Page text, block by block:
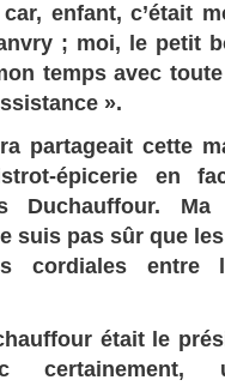
enfant, c’était
; moi, le petit
temps avec
».
partageait cette
épicerie en
Duchauffour. Ma
suis pas sûr que
cordiales entre
était le
certainement,